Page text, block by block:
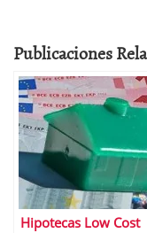
Publicaciones
Hipotecas Low Cost